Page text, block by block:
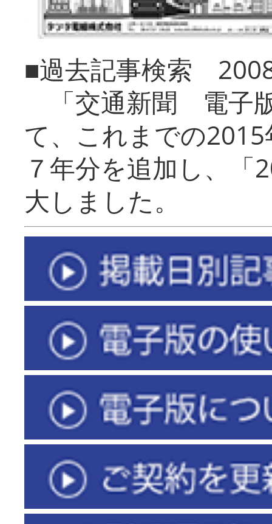
■過去記事検索
「交通新聞 電子
て、これまでの
７年分を追加し、「
大しまし